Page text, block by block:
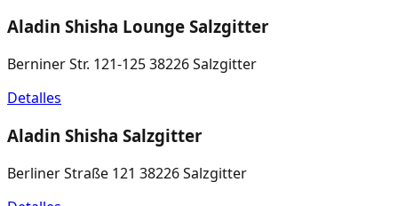
Aladin Shisha Lounge Salzgitter
Berniner Str. 121-125 38226 Salzgitter
Detalles
Aladin Shisha Salzgitter
Berliner Straße 121 38226 Salzgitter